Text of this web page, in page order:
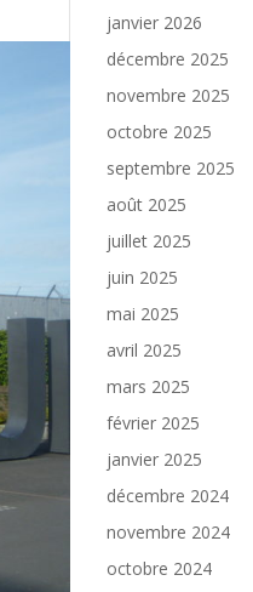
janvier 2026
décembre 2025
novembre 2025
octobre 2025
septembre 2025
août 2025
juillet 2025
juin 2025
mai 2025
avril 2025
mars 2025
février 2025
janvier 2025
décembre 2024
novembre 2024
octobre 2024